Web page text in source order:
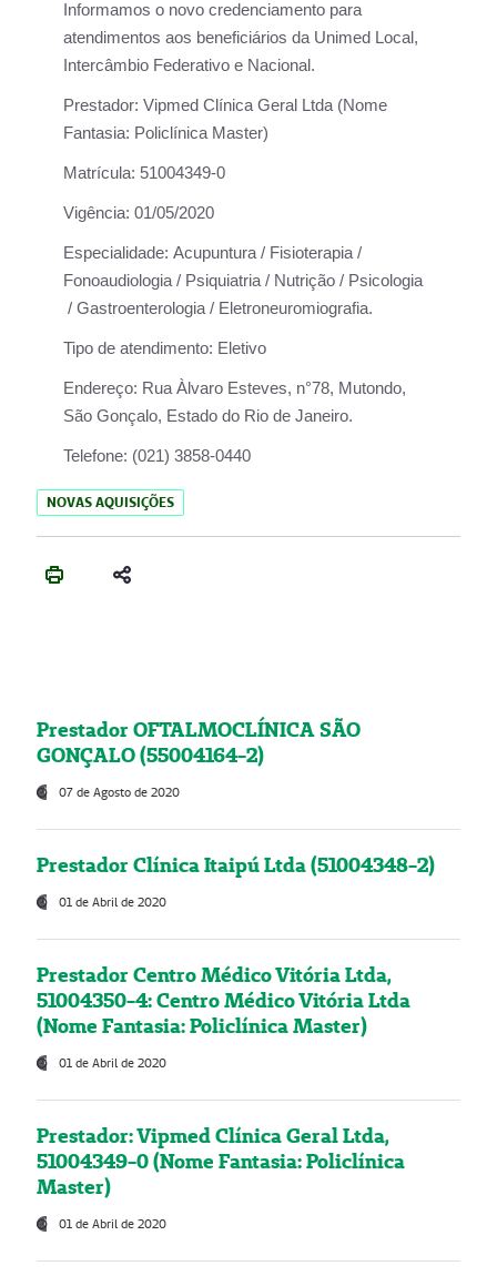
Informamos o novo credenciamento para
atendimentos aos beneficiários da Unimed Local,
Intercâmbio Federativo e Nacional.
Prestador: Vipmed Clínica Geral Ltda (Nome
Fantasia: Policlínica Master)
Matrícula: 51004349-0
Vigência: 01/05/2020
Especialidade: Acupuntura / Fisioterapia /
Fonoaudiologia / Psiquiatria / Nutrição / Psicologia
/ Gastroenterologia / Eletroneuromiografia.
Tipo de atendimento: Eletivo
Endereço: Rua Àlvaro Esteves, n°78, Mutondo,
São Gonçalo, Estado do Rio de Janeiro.
Telefone: (021) 3858-0440
NOVAS AQUISIÇÕES
Prestador OFTALMOCLÍNICA SÃO
GONÇALO (55004164-2)
07 de Agosto de 2020
Prestador Clínica Itaipú Ltda (51004348-2)
01 de Abril de 2020
Prestador Centro Médico Vitória Ltda,
51004350-4: Centro Médico Vitória Ltda
(Nome Fantasia: Policlínica Master)
01 de Abril de 2020
Prestador: Vipmed Clínica Geral Ltda,
51004349-0 (Nome Fantasia: Policlínica
Master)
01 de Abril de 2020